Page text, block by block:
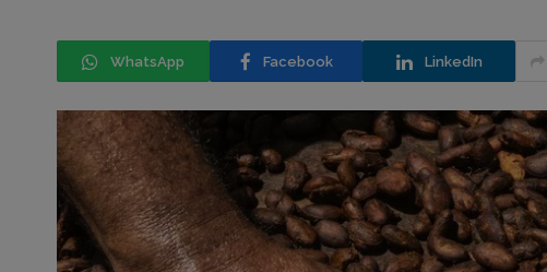
WhatsApp Facebook LinkedIn